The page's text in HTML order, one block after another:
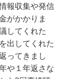
報収集や発信
がかかりま
してくれた
出してくれた
ってきまし
や１年返さな